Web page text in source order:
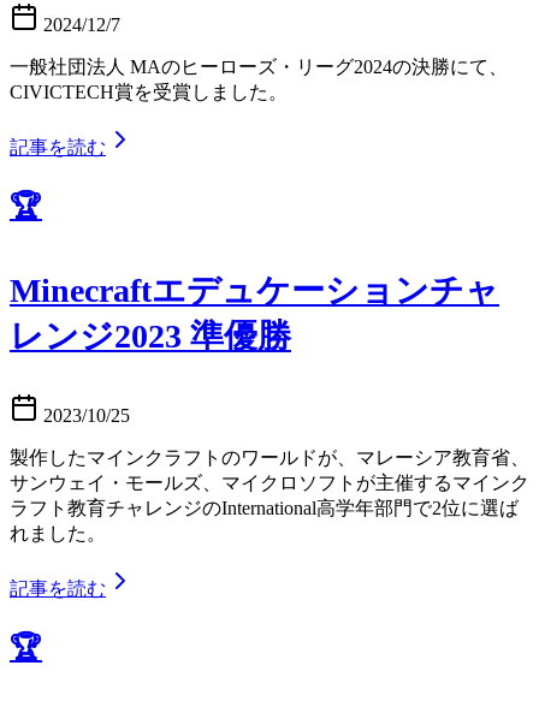
2024/12/7
一般社団法人 MAのヒーローズ・リーグ2024の決勝にて、
CIVICTECH賞を受賞しました。
記事を読む
🏆
Minecraftエデュケーションチャ
レンジ2023 準優勝
2023/10/25
製作したマインクラフトのワールドが、マレーシア教育省、
サンウェイ・モールズ、マイクロソフトが主催するマインク
ラフト教育チャレンジのInternational高学年部門で2位に選ば
れました。
記事を読む
🏆